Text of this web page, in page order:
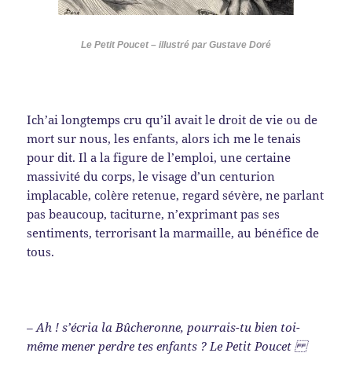
Le Petit Poucet – illustré par Gustave Doré
Ich’ai longtemps cru qu’il avait le droit de vie ou de
mort sur nous, les enfants, alors ich me le tenais
pour dit. Il a la figure de l’emploi, une certaine
massivité du corps, le visage d’un centurion
implacable, colère retenue, regard sévère, ne parlant
pas beaucoup, taciturne, n’exprimant pas ses
sentiments, terrorisant la marmaille, au bénéfice de
tous.
– Ah ! s’écria la Bûcheronne, pourrais-tu bien toi-
même mener perdre tes enfants ? Le Petit Poucet